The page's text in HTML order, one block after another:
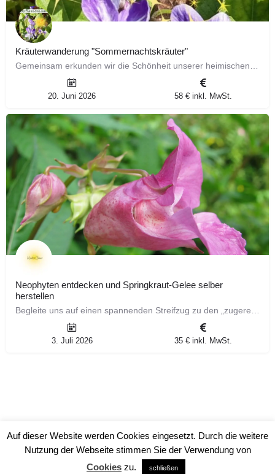
Kräuterwanderung "Sommernachtskräuter"
20. Juni 2026 58 € inkl. MwSt.
Neophyten entdecken und Springkraut-Gelee selber
herstellen
3. Juli 2026 35 € inkl. MwSt.
Auf dieser Website werden Cookies eingesetzt. Durch die weitere
Nutzung der Webseite stimmen Sie der Verwendung von
Cookies zu. schließen